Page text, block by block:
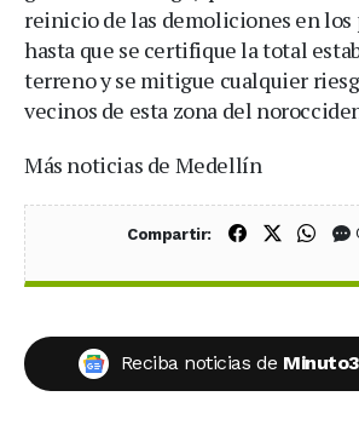
reinicio de las demoliciones en
hasta que se certifique la total
terreno y se mitigue cualquier
vecinos de esta zona del
Más noticias de Medellín
Compartir: Compartir
Reciba noticias de